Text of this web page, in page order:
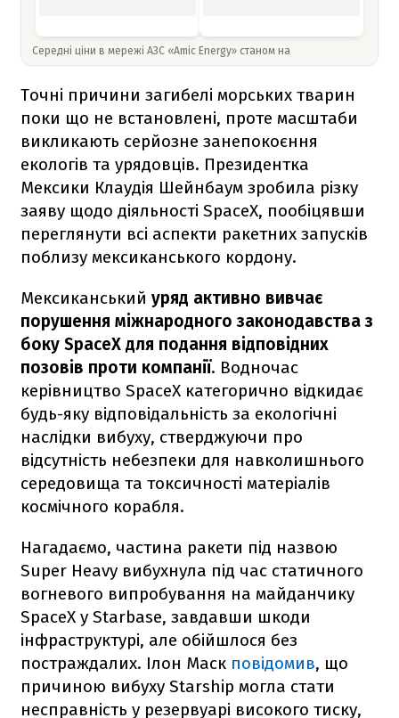
Середні ціни в мережі АЗС «Amic Energy» станом на
Точні причини загибелі морських тварин
поки що не встановлені, проте масштаби
викликають серйозне занепокоєння
екологів та урядовців. Президентка
Мексики Клаудія Шейнбаум зробила різку
заяву щодо діяльності SpaceX, пообіцявши
переглянути всі аспекти ракетних запусків
поблизу мексиканського кордону.
Мексиканський уряд активно вивчає
порушення міжнародного законодавства з
боку SpaceX для подання відповідних
позовів проти компанії. Водночас
керівництво SpaceX категорично відкидає
будь-яку відповідальність за екологічні
наслідки вибуху, стверджуючи про
відсутність небезпеки для навколишнього
середовища та токсичності матеріалів
космічного корабля.
Нагадаємо, частина ракети під назвою
Super Heavy вибухнула під час статичного
вогневого випробування на майданчику
SpaceX у Starbase, завдавши шкоди
інфраструктурі, але обійшлося без
постраждалих. Ілон Маск повідомив, що
причиною вибуху Starship могла стати
несправність у резервуарі високого тиску,